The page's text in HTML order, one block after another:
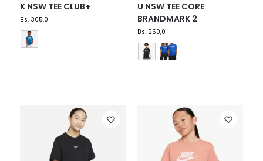
K NSW TEE CLUB+
Bs.305,0
U NSW TEE CORE
BRANDMARK 2
Bs.250,0